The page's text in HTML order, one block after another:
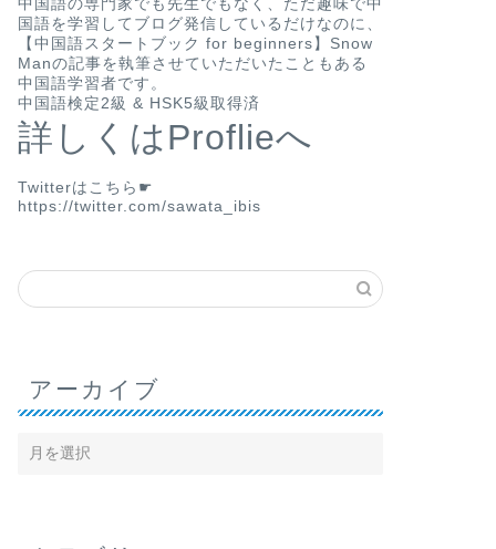
中国語の専門家でも先生でもなく、ただ趣味で中
国語を学習してブログ発信しているだけなのに、
【中国語スタートブック for beginners】Snow
Manの記事を執筆させていただいたこともある
中国語学習者です。
中国語検定2級 & HSK5級取得済
詳しくはProflieへ
Twitterはこちら☛
https://twitter.com/sawata_ibis
アーカイブ